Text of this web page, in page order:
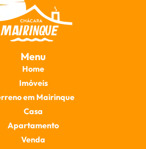
Menu
Home
Imóveis
em Mairinque
Casa
Apartamento
Venda